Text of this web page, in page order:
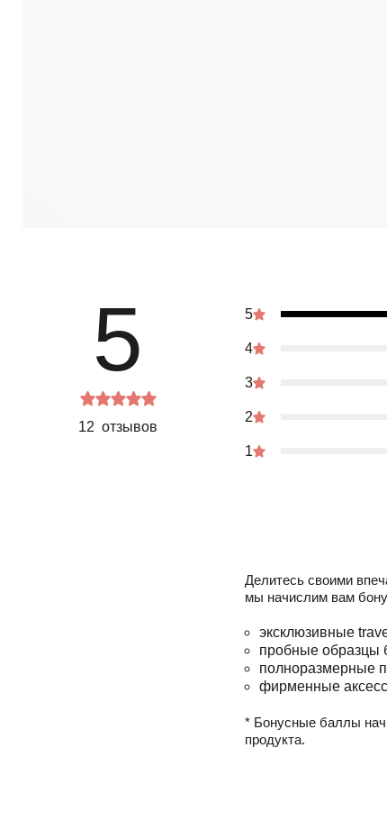
5
12 отзывов
5
4
3
2
1
Делитесь своими
мы начислим вам
эксклюзивные
пробные образцы
полноразмерные
фирменные
* Бонусные баллы
продукта.